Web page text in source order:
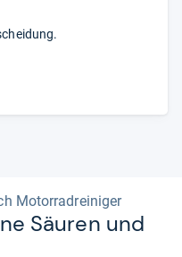
Motorradreiniger
Säu­ren und